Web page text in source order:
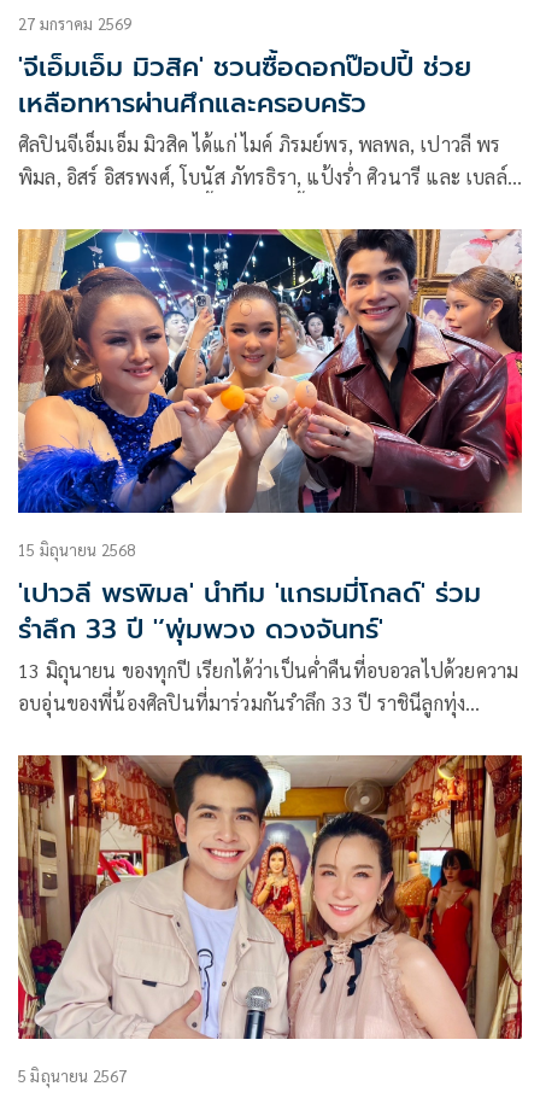
27 มกราคม 2569
'จีเอ็มเอ็ม มิวสิค' ชวนซื้อดอกป๊อปปี้ ช่วย
เหลือทหารผ่านศึกและครอบครัว
ศิลปินจีเอ็มเอ็ม มิวสิค ได้แก่ ไมค์ ภิรมย์พร, พลพล, เปาวลี พร
พิมล, อิสร์ อิสรพงศ์, โบนัส ภัทรธิรา, แป้งร่ำ ศิวนารี และ เบลล์
มูลนิธิสงเคราะห์ครอบครัวทหารผ่านศึก ในพระราชูปถัมภ์สมเด็จ
พระศรีนครินทราบรมราชชนนี เพื่อช่วยเหลือทหารผ่านศึกและ
ครอบครัว เนื่องในโอกาสวันทหารผ่านศึก ซึ่งตรงกับวันที่ 3
กุมภาพันธ์ของทุกปี
15 มิถุนายน 2568
'เปาวลี พรพิมล' นำทีม 'แกรมมี่โกลด์' ร่วม
รำลึก 33 ปี '‘พุ่มพวง ดวงจันทร์'
13 มิถุนายน ของทุกปี เรียกได้ว่าเป็นค่ำคืนที่อบอวลไปด้วยความ
อบอุ่นของพี่น้องศิลปินที่มาร่วมกันรำลึก 33 ปี ราชินีลูกทุ่ง
บ้านหลังใหญ่ “แกรมมี่โกลด์” ก็ไม่พลาดที่จะขนทัพกันมามอบ
ความสุข
5 มิถุนายน 2567